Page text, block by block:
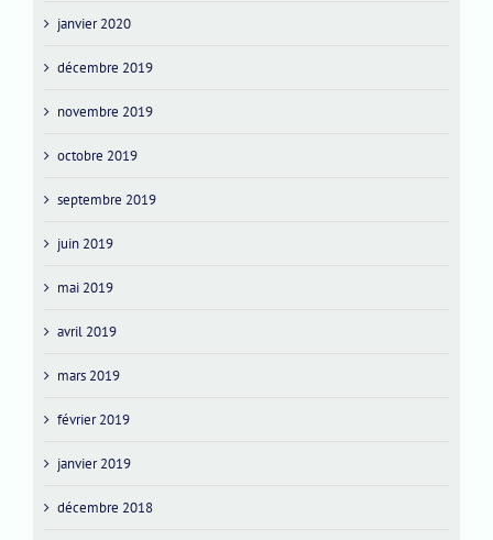
janvier 2020
décembre 2019
novembre 2019
octobre 2019
septembre 2019
juin 2019
mai 2019
avril 2019
mars 2019
février 2019
janvier 2019
décembre 2018